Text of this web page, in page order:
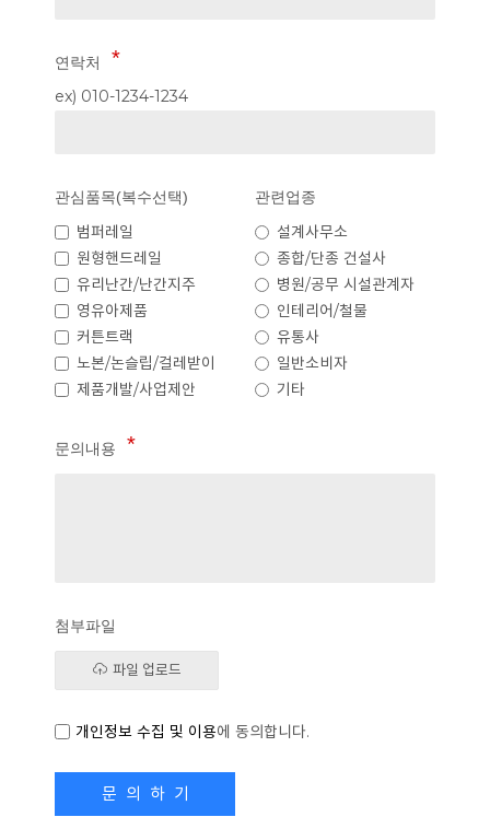
연락처
ex) 010-1234-1234
관심품목(복수선택)
범퍼레일
원형핸드레일
유리난간/난간지주
영유아제품
커튼트랙
노본/논슬립/걸레받이
제품개발/사업제안
관련업종
설계사무소
종합/단종 건설사
병원/공무 시설관계자
인테리어/철물
유통사
일반소비자
기타
문의내용
첨부파일
파일 업로드
개인정보 수집 및 이용에 동의합니다.
문 의 하 기